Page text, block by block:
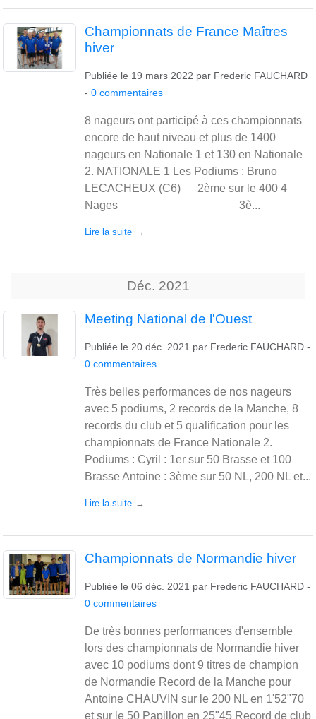
Championnats de France Maîtres
hiver
Publiée le 19 mars 2022 par Frederic FAUCHARD
- 0 commentaires
8 nageurs ont participé à ces championnats
encore de haut niveau et plus de 1400
nageurs en Nationale 1 et 130 en Nationale
2. NATIONALE 1 Les Podiums : Bruno
LECACHEUX (C6) 2ème sur le 400 4
Nages 3è...
Lire la suite
Déc. 2021
Meeting National de l'Ouest
Publiée le 20 déc. 2021 par Frederic FAUCHARD -
0 commentaires
Très belles performances de nos nageurs
avec 5 podiums, 2 records de la Manche, 8
records du club et 5 qualification pour les
championnats de France Nationale 2.
Podiums : Cyril : 1er sur 50 Brasse et 100
Brasse Antoine : 3ème sur 50 NL, 200 NL et...
Lire la suite
Championnats de Normandie hiver
Publiée le 06 déc. 2021 par Frederic FAUCHARD -
0 commentaires
De très bonnes performances d'ensemble
lors des championnats de Normandie hiver
avec 10 podiums dont 9 titres de champion
de Normandie Record de la Manche pour
Antoine CHAUVIN sur le 200 NL en 1'52"70
et sur le 50 Papillon en 25"45 Record de club